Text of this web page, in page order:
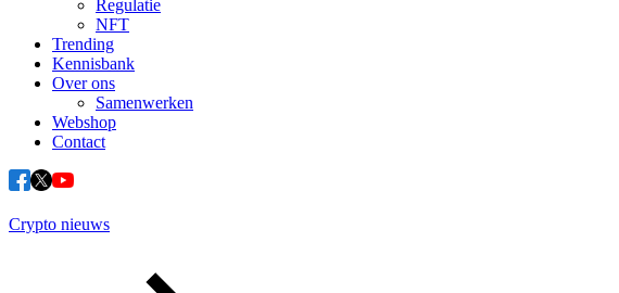
Regulatie
NFT
Trending
Kennisbank
Over ons
Samenwerken
Webshop
Contact
Crypto nieuws